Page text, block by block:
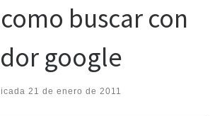
buscar con
google
21 de enero de 2011